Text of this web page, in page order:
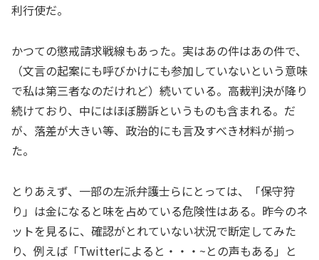
利行使だ。
かつての懲戒請求戦線もあった。実はあの件はあの件で、
（文言の起案にも呼びかけにも参加していないという意味
で私は第三者なのだけれど）続いている。高裁判決が降り
続けており、中にはほぼ勝訴というものも含まれる。だ
が、落差が大きい等、政治的にも言及すべき材料が揃っ
た。
とりあえず、一部の左派弁護士らにとっては、「保守狩
り」は金になると味を占めている危険性はある。昨今のネ
ットを見るに、確認がとれていない状況で断定してみた
り、例えば「Twitterによると・・・~との声もある」と